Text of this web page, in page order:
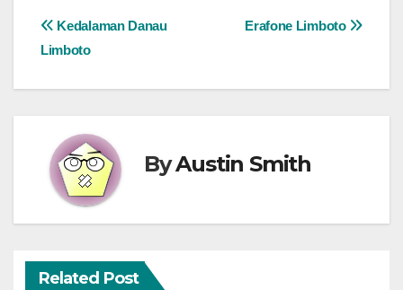
Post
Erafone Limboto
Kedalaman Danau
Limboto
ByAustin Smith
Related Post